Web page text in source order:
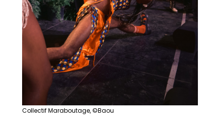
Collectif Maraboutage, ©Baou